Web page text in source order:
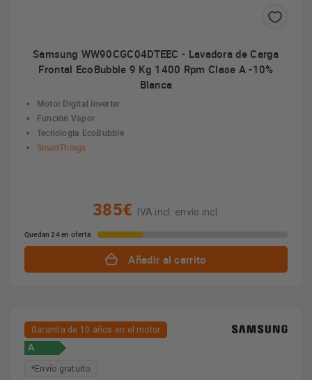
Samsung WW90CGC04DTEEC - Lavadora de Carga
Frontal EcoBubble 9 Kg 1400 Rpm Clase A -10%
Blanca
Motor Digital Inverter
Función Vapor
Tecnología EcoBubble
SmartThings
385€ IVA incl. envío incl.
Quedan 24 en oferta
Añadir al carrito
Garantía de 10 años en el motor
A
*Envío gratuito